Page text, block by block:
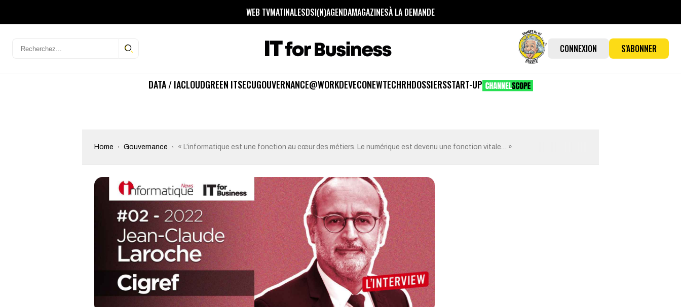
WEB TVMATINALESDSI(N)AGENDAMAGAZINESÀ LA DEMANDE
CONNEXION S'ABONNER
DATA / IACLOUDGREEN ITSECUGOUVERNANCE@WORKDEVECONEWTECHRHDOSSIERSSTART-UP
Home Gouvernance « L’informatique est une fonction au cœur des métiers. Le numérique est devenu une fonction vitale… »